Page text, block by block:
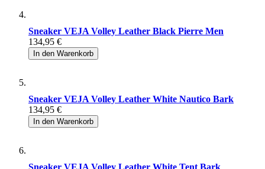
Sneaker VEJA Volley Leather Black Pierre Men
134,95 €
In den Warenkorb
Sneaker VEJA Volley Leather White Nautico Bark
134,95 €
In den Warenkorb
Sneaker VEJA Volley Leather White Tent Bark